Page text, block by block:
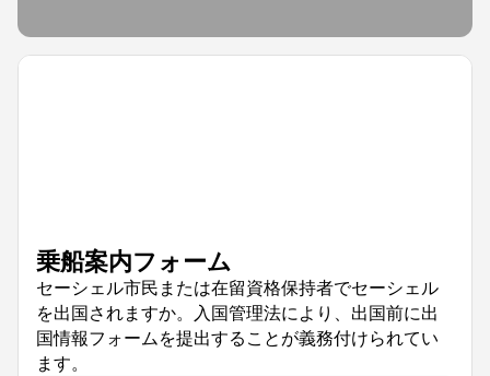
乗船案内フォーム
セーシェル市民または在留資格保持者でセーシェル
を出国されますか。入国管理法により、出国前に出
国情報フォームを提出することが義務付けられてい
ます。